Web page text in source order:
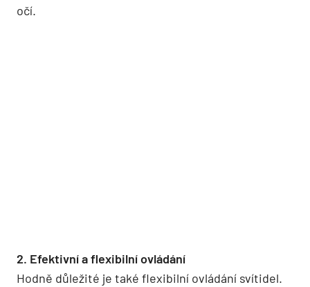
očí.
2. Efektivní a flexibilní ovládání
Hodně důležité je také flexibilní ovládání svítidel.